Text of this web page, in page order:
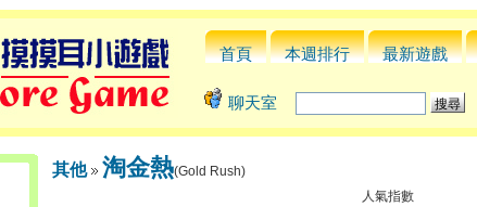
首頁 本週排行 最新遊戲
聊天室
其他 淘金熱(Gold Rush)
人氣指數